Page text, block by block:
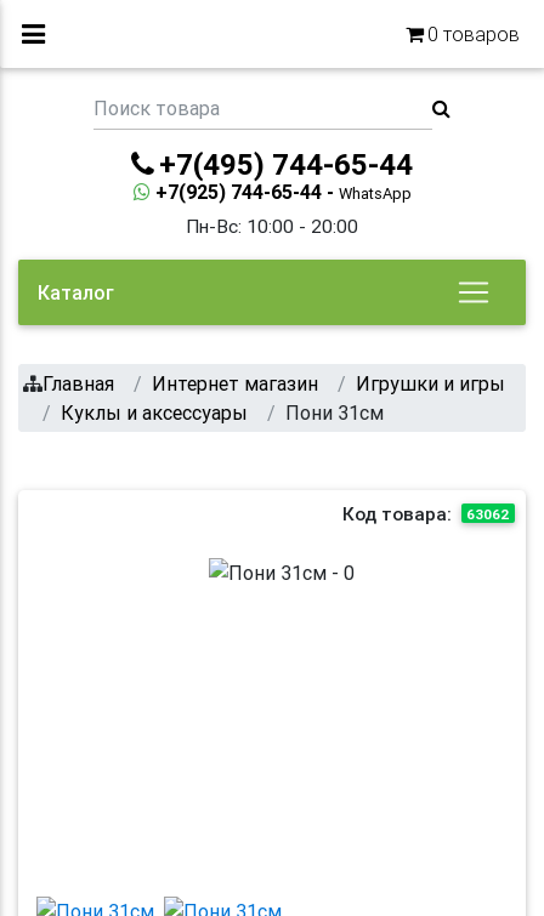
0 товаров
+7(495) 744-65-44
+7(925) 744-65-44 - WhatsApp
Пн-Вс: 10:00 - 20:00
Каталог
Главная Интернет магазин
Игрушки и игры
Куклы и аксессуары
Пони 31см
Код товара: 63062